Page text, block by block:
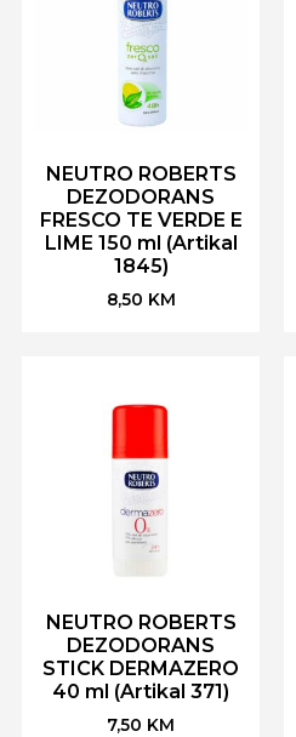
NEUTRO ROBERTS
DEZODORANS
FRESCO TE VERDE E
LIME 150 ml (Artikal
1845)
8,50 KM
NEUTRO ROBERTS
DEZODORANS
STICK DERMAZERO
40 ml (Artikal 371)
7,50 KM